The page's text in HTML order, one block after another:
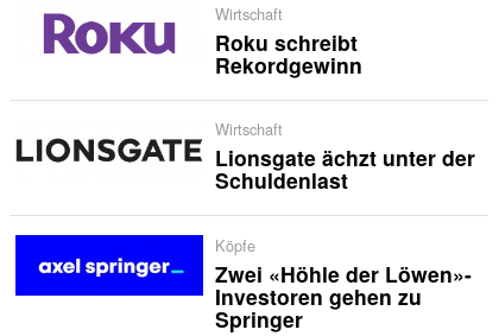
Wirtschaft
Roku schreibt
Rekordgewinn
Wirtschaft
Lionsgate ächzt unter der
Schuldenlast
Köpfe
Zwei «Höhle der Löwen»-
Investoren gehen zu
Springer